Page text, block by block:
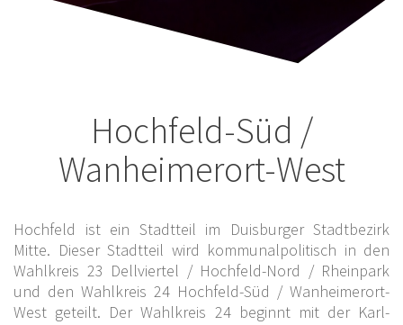
Hochfeld-Süd /
Wanheimerort-West
Hochfeld ist ein Stadtteil im Duisburger Stadtbezirk
Mitte. Dieser Stadtteil wird kommunalpolitisch in den
Wahlkreis 23 Dellviertel / Hochfeld-Nord / Rheinpark
und den Wahlkreis 24 Hochfeld-Süd / Wanheimerort-
West geteilt. Der Wahlkreis 24 beginnt mit der Karl-